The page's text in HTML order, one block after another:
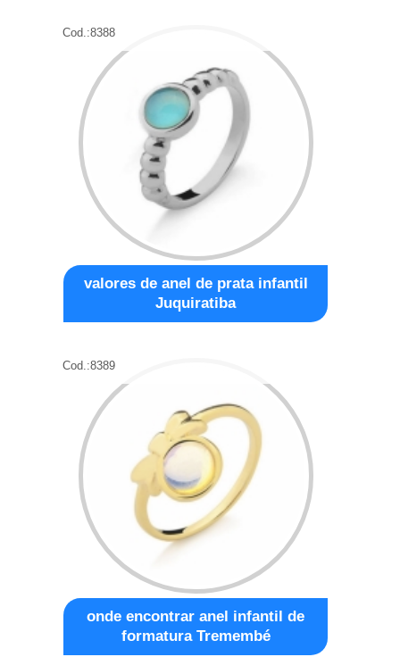
Cod.:8388
valores de anel de prata infantil
Juquiratiba
Cod.:8389
onde encontrar anel infantil de
formatura Tremembé